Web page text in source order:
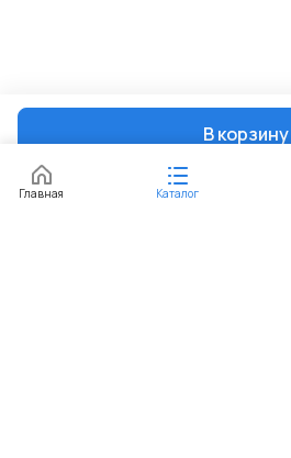
В корзину
Главная Каталог